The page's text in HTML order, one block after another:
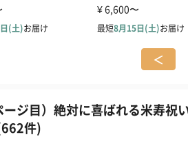
＜
ージ目）絶対に喜ばれる米寿
件)